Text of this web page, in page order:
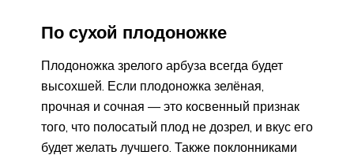
По сухой плодоножке
Плодоножка зрелого арбуза всегда будет
высохшей. Если плодоножка зелёная,
прочная и сочная — это косвенный признак
того, что полосатый плод не дозрел, и вкус его
будет желать лучшего. Также поклонниками